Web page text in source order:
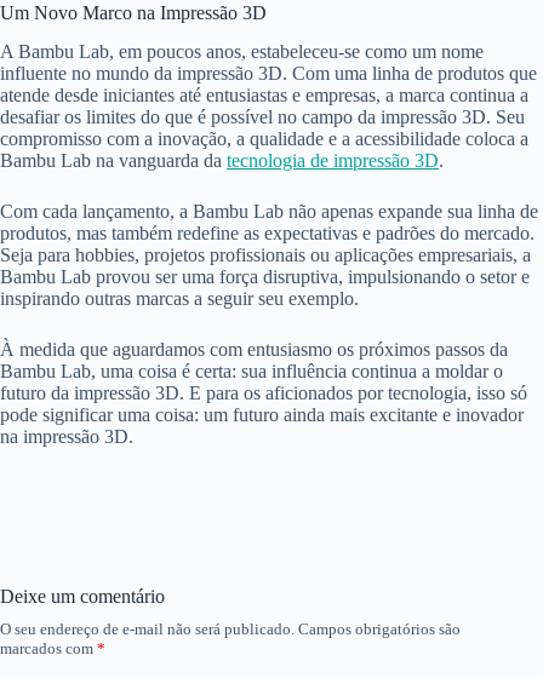
Um Novo Marco na Impressão 3D
A Bambu Lab, em poucos anos, estabeleceu-se como um nome
influente no mundo da impressão 3D. Com uma linha de produtos que
atende desde iniciantes até entusiastas e empresas, a marca continua a
desafiar os limites do que é possível no campo da impressão 3D. Seu
compromisso com a inovação, a qualidade e a acessibilidade coloca a
Bambu Lab na vanguarda da tecnologia de impressão 3D.
Com cada lançamento, a Bambu Lab não apenas expande sua linha de
produtos, mas também redefine as expectativas e padrões do mercado.
Seja para hobbies, projetos profissionais ou aplicações empresariais, a
Bambu Lab provou ser uma força disruptiva, impulsionando o setor e
inspirando outras marcas a seguir seu exemplo.
À medida que aguardamos com entusiasmo os próximos passos da
Bambu Lab, uma coisa é certa: sua influência continua a moldar o
futuro da impressão 3D. E para os aficionados por tecnologia, isso só
pode significar uma coisa: um futuro ainda mais excitante e inovador
na impressão 3D.
Deixe um comentário
O seu endereço de e-mail não será publicado. Campos obrigatórios são
marcados com *